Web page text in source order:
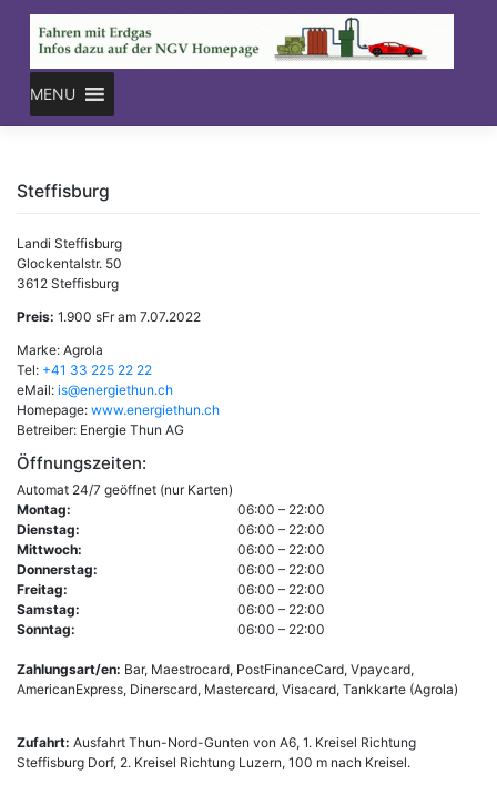
content
MENU
Steffisburg
Landi Steffisburg
Glockentalstr. 50
3612 Steffisburg
Preis: 1.900 sFr am 7.07.2022
Marke: Agrola
Tel: +41 33 225 22 22
eMail: is@energiethun.ch
Homepage: www.energiethun.ch
Betreiber: Energie Thun AG
Öffnungszeiten:
Automat 24/7 geöffnet (nur Karten)
Montag:
06:00 – 22:00
Dienstag:
06:00 – 22:00
Mittwoch:
06:00 – 22:00
Donnerstag:
06:00 – 22:00
Freitag:
06:00 – 22:00
Samstag:
06:00 – 22:00
Sonntag:
06:00 – 22:00
Zahlungsart/en: Bar, Maestrocard, PostFinanceCard, Vpaycard,
AmericanExpress, Dinerscard, Mastercard, Visacard, Tankkarte (Agrola)
Zufahrt: Ausfahrt Thun-Nord-Gunten von A6, 1. Kreisel Richtung
Steffisburg Dorf, 2. Kreisel Richtung Luzern, 100 m nach Kreisel.